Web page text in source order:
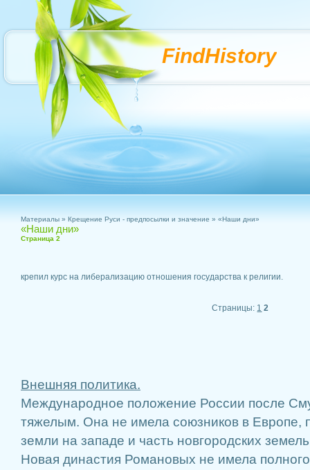
FindHistory
Материалы » Крещение Руси - предпосылки и значение » «Наши дни»
«Наши дни»
Страница 2
крепил курс на либерализацию отношения государства к религии.
Страницы: 1 2
Внешняя политика.
Международное положение России после
тяжелым. Она не имела союзников в Европе,
земли на западе и часть новгородских
Новая династия Романовых не имела